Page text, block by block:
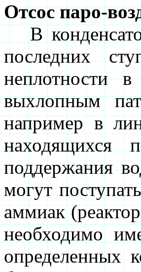
Отсос паро-
В
последних
неплотности
выхлопным
например в
находящихся
поддержания
могут
аммиак
необходимо
определенных